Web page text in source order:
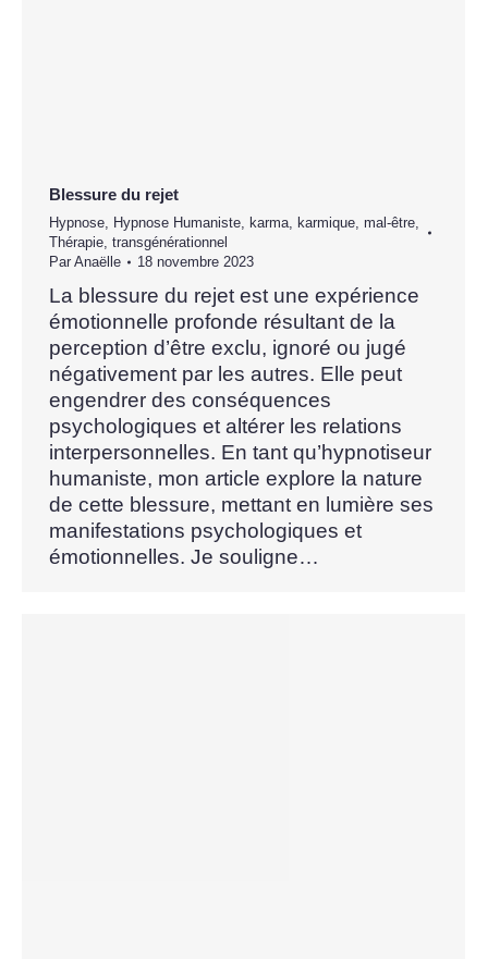
Blessure du rejet
Hypnose, Hypnose Humaniste, karma, karmique, mal-être,
Thérapie, transgénérationnel
Par Anaëlle 18 novembre 2023
La blessure du rejet est une expérience
émotionnelle profonde résultant de la
perception d’être exclu, ignoré ou jugé
négativement par les autres. Elle peut
engendrer des conséquences
psychologiques et altérer les relations
interpersonnelles. En tant qu’hypnotiseur
humaniste, mon article explore la nature
de cette blessure, mettant en lumière ses
manifestations psychologiques et
émotionnelles. Je souligne…